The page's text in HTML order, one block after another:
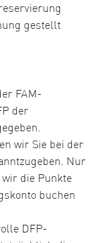
gestellt
FAM-
der
wir Sie bei der
Nur
die Punkte
buchen
DFP-